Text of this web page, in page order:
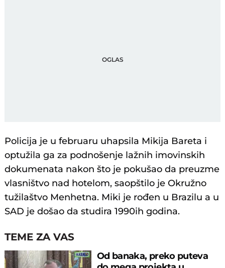
Policija je u februaru uhapsila Mikija Bareta i
optužila ga za podnošenje lažnih imovinskih
dokumenata nakon što je pokušao da preuzme
vlasništvo nad hotelom, saopštilo je Okružno
tužilaštvo Menhetna. Miki je rođen u Brazilu a u
SAD je došao da studira 1990ih godina.
TEME ZA VAS
Od banaka, preko puteva